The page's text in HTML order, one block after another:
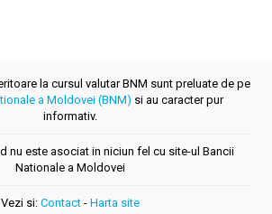
la cursul valutar BNM sunt preluate de pe
a Moldovei (BNM) si au caracter pur
informativ.
nu este asociat in niciun fel cu site-ul Bancii
Nationale a Moldovei
Vezi si: Contact - Harta site